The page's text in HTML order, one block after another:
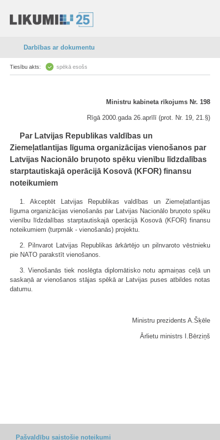
Darbības ar dokumentu
Tiesību akts: spēkā esošs
Ministru kabineta rīkojums Nr. 198
Rīgā 2000.gada 26.aprīlī (prot. Nr. 19, 21.§)
Par Latvijas Republikas valdības un
Ziemeļatlantijas līguma organizācijas vienošanos par
Latvijas Nacionālo bruņoto spēku vienību līdzdalības
starptautiskajā operācijā Kosovā (KFOR) finansu
noteikumiem
1. Akceptēt Latvijas Republikas valdības un Ziemeļatlantijas
līguma organizācijas vienošanās par Latvijas Nacionālo bruņoto spēku
vienību līdzdalības starptautiskajā operācijā Kosovā (KFOR) finansu
noteikumiem (turpmāk - vienošanās) projektu.
2. Pilnvarot Latvijas Republikas ārkārtējo un pilnvaroto vēstnieku
pie NATO parakstīt vienošanos.
3. Vienošanās tiek noslēgta diplomātisko notu apmaiņas ceļā un
saskaņā ar vienošanos stājas spēkā ar Latvijas puses atbildes notas
datumu.
Ministru prezidents A.Šķēle
Ārlietu ministrs I.Bērziņš
Pašvaldību saistošie noteikumi